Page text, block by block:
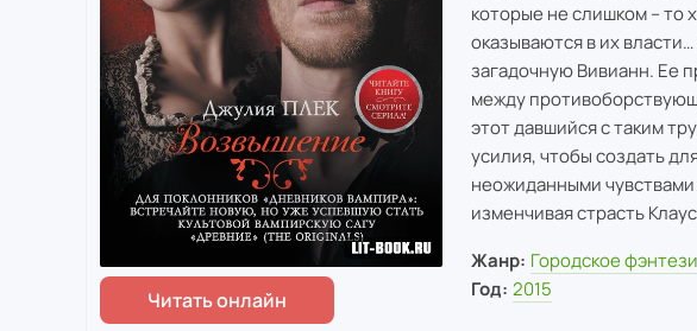
которые не слишком – то
оказываются в их
загадочную Вивианн. Ее
между
этот давшийся с таким
усилия, чтобы создать
неожиданными
изменчивая страсть
Жанр: Городское фэнтези
Год: 2015